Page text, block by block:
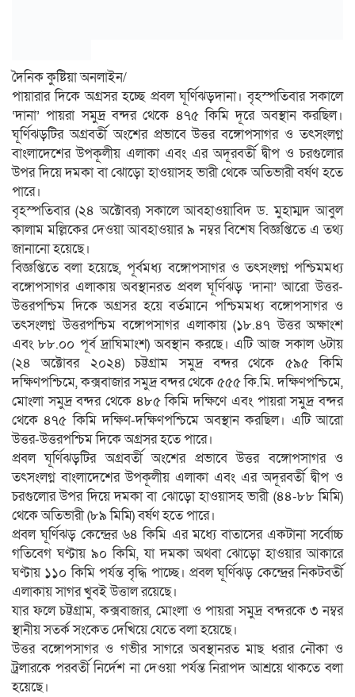
দৈনিক কুষ্টিয়া অনলাইন/
পায়ারার দিকে অগ্রসর হচ্ছে প্রবল ঘূর্ণিঝড়দানা। বৃহস্পতিবার সকালে
‘দানা’ পায়রা সমুদ্র বন্দর থেকে ৪৭৫ কিমি দূরে অবস্থান করছিল।
ঘূর্ণিঝড়টির অগ্রবর্তী অংশের প্রভাবে উত্তর বঙ্গোপসাগর ও তৎসংলগ্ন
বাংলাদেশের উপকূলীয় এলাকা এবং এর অদূরবর্তী দ্বীপ ও চরগুলোর
উপর দিয়ে দমকা বা ঝোড়ো হাওয়াসহ ভারী থেকে অতিভারী বর্ষণ হতে
পারে।
বৃহস্পতিবার (২৪ অক্টোবর) সকালে আবহাওয়াবিদ ড. মুহাম্মদ আবুল
কালাম মল্লিকের দেওয়া আবহাওয়ার ৯ নম্বর বিশেষ বিজ্ঞপ্তিতে এ তথ্য
জানানো হয়েছে।
বিজ্ঞপ্তিতে বলা হয়েছে, পূর্বমধ্য বঙ্গোপসাগর ও তৎসংলগ্ন পশ্চিমমধ্য
বঙ্গোপসাগর এলাকায় অবস্থানরত প্রবল ঘূর্ণিঝড় ‘দানা’ আরো উত্তর-
উত্তরপশ্চিম দিকে অগ্রসর হয়ে বর্তমানে পশ্চিমমধ্য বঙ্গোপসাগর ও
তৎসংলগ্ন উত্তরপশ্চিম বঙ্গোপসাগর এলাকায় (১৮.৪৭ উত্তর অক্ষাংশ
এবং ৮৮.০০ পূর্ব দ্রাঘিমাংশ) অবস্থান করছে। এটি আজ সকাল ৬টায়
(২৪ অক্টোবর ২০২৪) চট্টগ্রাম সমুদ্র বন্দর থেকে ৫৯৫ কিমি
দক্ষিণপশ্চিমে, কক্সবাজার সমুদ্র বন্দর থেকে ৫৫৫ কি.মি. দক্ষিণপশ্চিমে,
মোংলা সমুদ্র বন্দর থেকে ৪৮৫ কিমি দক্ষিণে এবং পায়রা সমুদ্র বন্দর
থেকে ৪৭৫ কিমি দক্ষিণ-দক্ষিণপশ্চিমে অবস্থান করছিল। এটি আরো
উত্তর-উত্তরপশ্চিম দিকে অগ্রসর হতে পারে।
প্রবল ঘূর্ণিঝড়টির অগ্রবর্তী অংশের প্রভাবে উত্তর বঙ্গোপসাগর ও
তৎসংলগ্ন বাংলাদেশের উপকূলীয় এলাকা এবং এর অদূরবর্তী দ্বীপ ও
চরগুলোর উপর দিয়ে দমকা বা ঝোড়ো হাওয়াসহ ভারী (৪৪-৮৮ মিমি)
থেকে অতিভারী (৮৯ মিমি) বর্ষণ হতে পারে।
প্রবল ঘূর্ণিঝড় কেন্দ্রের ৬৪ কিমি এর মধ্যে বাতাসের একটানা সর্বোচ্চ
গতিবেগ ঘণ্টায় ৯০ কিমি, যা দমকা অথবা ঝোড়ো হাওয়ার আকারে
ঘণ্টায় ১১০ কিমি পর্যন্ত বৃদ্ধি পাচ্ছে। প্রবল ঘূর্ণিঝড় কেন্দ্রের নিকটবর্তী
এলাকায় সাগর খুবই উত্তাল রয়েছে।
যার ফলে চট্টগ্রাম, কক্সবাজার, মোংলা ও পায়রা সমুদ্র বন্দরকে ৩ নম্বর
স্থানীয় সতর্ক সংকেত দেখিয়ে যেতে বলা হয়েছে।
উত্তর বঙ্গোপসাগর ও গভীর সাগরে অবস্থানরত মাছ ধরার নৌকা ও
ট্রলারকে পরবর্তী নির্দেশ না দেওয়া পর্যন্ত নিরাপদ আশ্রয়ে থাকতে বলা
হয়েছে।